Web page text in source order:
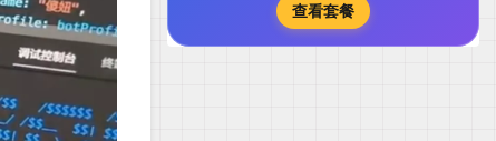
查看套餐